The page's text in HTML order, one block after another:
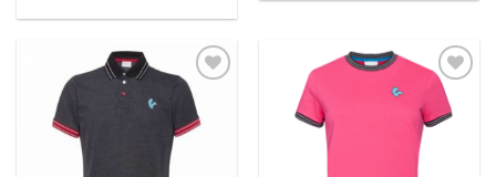
Aggiungi
alla lista
dei
desideri
Aggiungi
alla lista
dei
desideri